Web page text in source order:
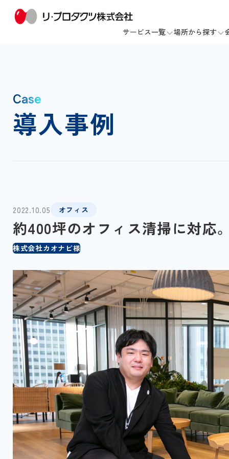
サービス一覧 場所から探す
Case
導入事例
2022.10.05 オフィス
約400坪のオフィス清掃に対応
株式会社カオナビ様